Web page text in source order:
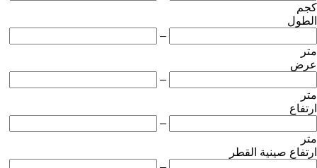
كجم
الطول
–
متر
عرض
–
متر
ارتفاع
–
متر
ارتفاع صينية القطر